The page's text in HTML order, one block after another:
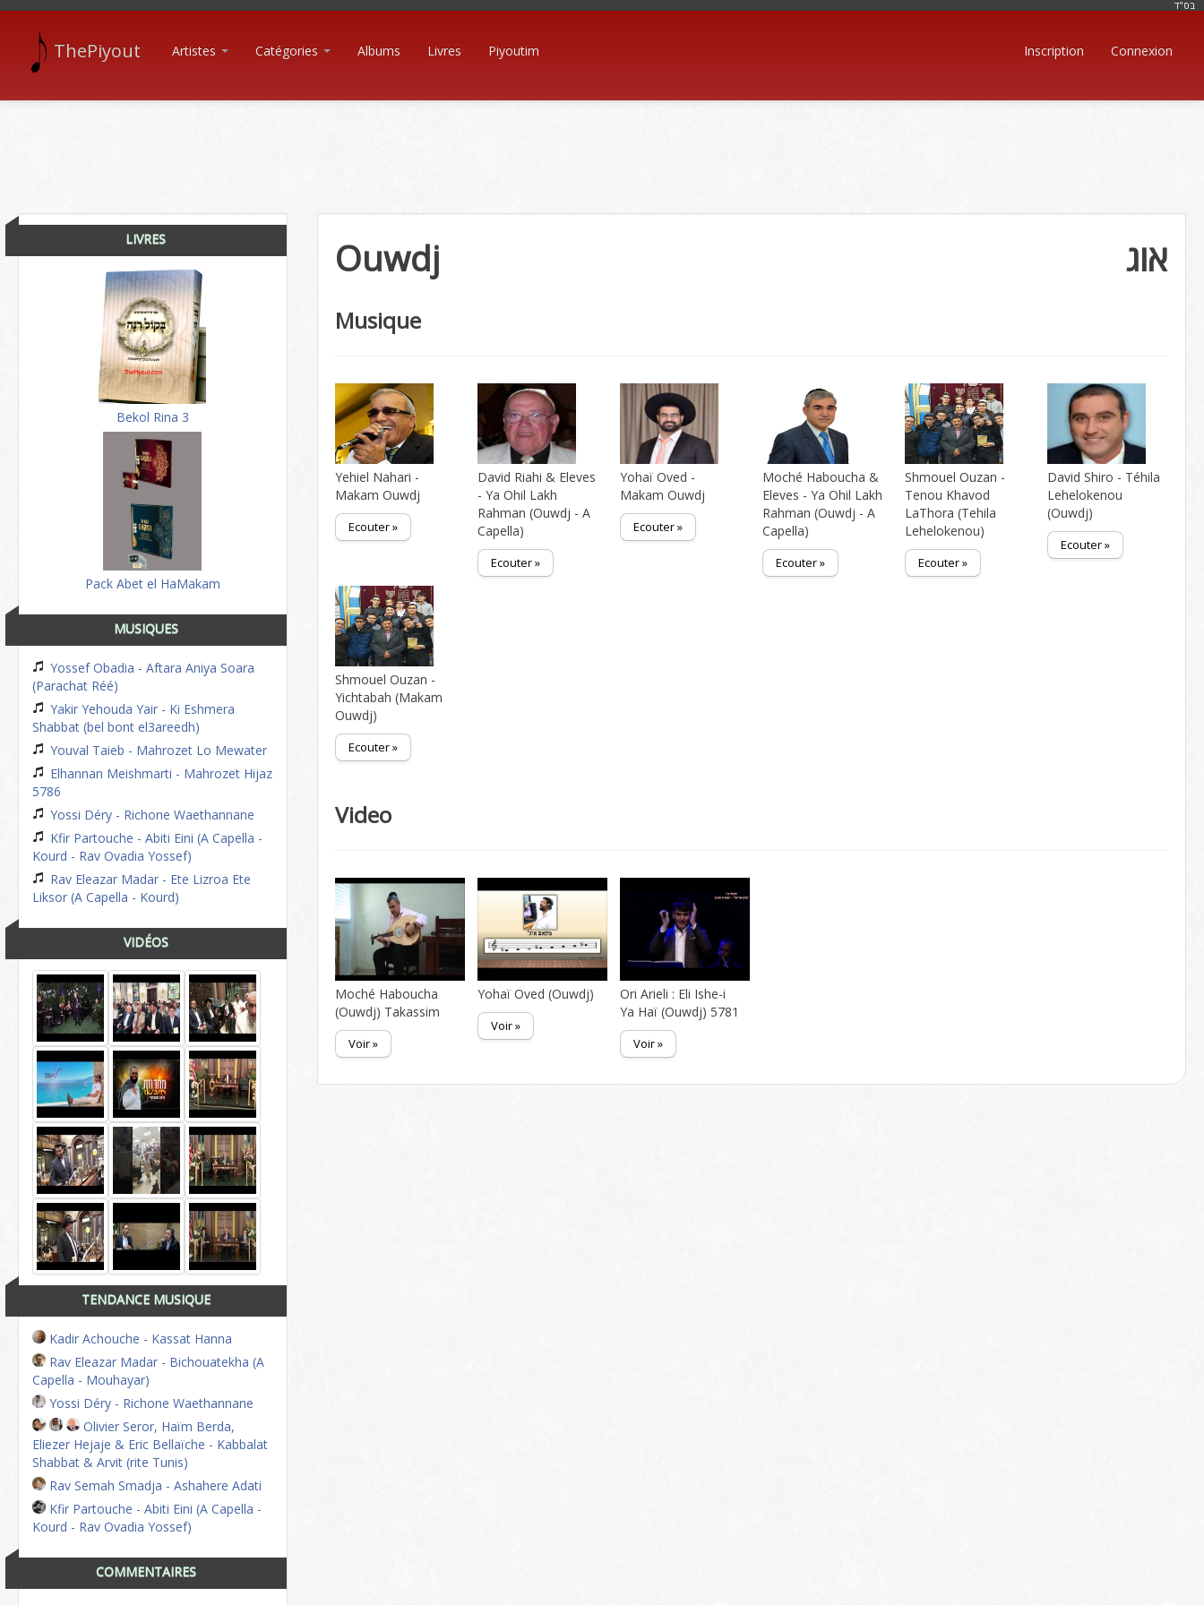
בּס"ד
ThePiyout Artistes Catégories Albums Livres Piyoutim Inscription Connexion
LIVRES
Bekol Rina 3
Pack Abet el HaMakam
MUSIQUES
Yossef Obadia - Aftara Aniya Soara
(Parachat Réé)
Yakir Yehouda Yair - Ki Eshmera
Shabbat (bel bont el3areedh)
Youval Taieb - Mahrozet Lo Mewater
Elhannan Meishmarti - Mahrozet Hijaz
5786
Yossi Déry - Richone Waethannane
Kfir Partouche - Abiti Eini (A Capella -
Kourd - Rav Ovadia Yossef)
Rav Eleazar Madar - Ete Lizroa Ete
Liksor (A Capella - Kourd)
VIDÉOS
TENDANCE MUSIQUE
Kadir Achouche - Kassat Hanna
Rav Eleazar Madar - Bichouatekha (A
Capella - Mouhayar)
Yossi Déry - Richone Waethannane
Olivier Seror, Haïm Berda,
Eliezer Hejaje & Eric Bellaïche - Kabbalat
Shabbat & Arvit (rite Tunis)
Rav Semah Smadja - Ashahere Adati
Kfir Partouche - Abiti Eini (A Capella -
Kourd - Rav Ovadia Yossef)
COMMENTAIRES
Ouwdj אוג
Musique
Yehiel Nahari -
Makam Ouwdj
Ecouter »
David Riahi & Eleves
- Ya Ohil Lakh
Rahman (Ouwdj - A
Capella)
Ecouter »
Yohaï Oved -
Makam Ouwdj
Ecouter »
Moché Haboucha &
Eleves - Ya Ohil Lakh
Rahman (Ouwdj - A
Capella)
Ecouter »
Shmouel Ouzan -
Tenou Khavod
LaThora (Tehila
Lehelokenou)
Ecouter »
David Shiro - Téhila
Lehelokenou
(Ouwdj)
Ecouter »
Shmouel Ouzan -
Yichtabah (Makam
Ouwdj)
Ecouter »
Video
Moché Haboucha
(Ouwdj) Takassim
Voir »
Yohaï Oved (Ouwdj)
Voir »
Ori Arieli : Eli Ishe-i
Ya Haï (Ouwdj) 5781
Voir »